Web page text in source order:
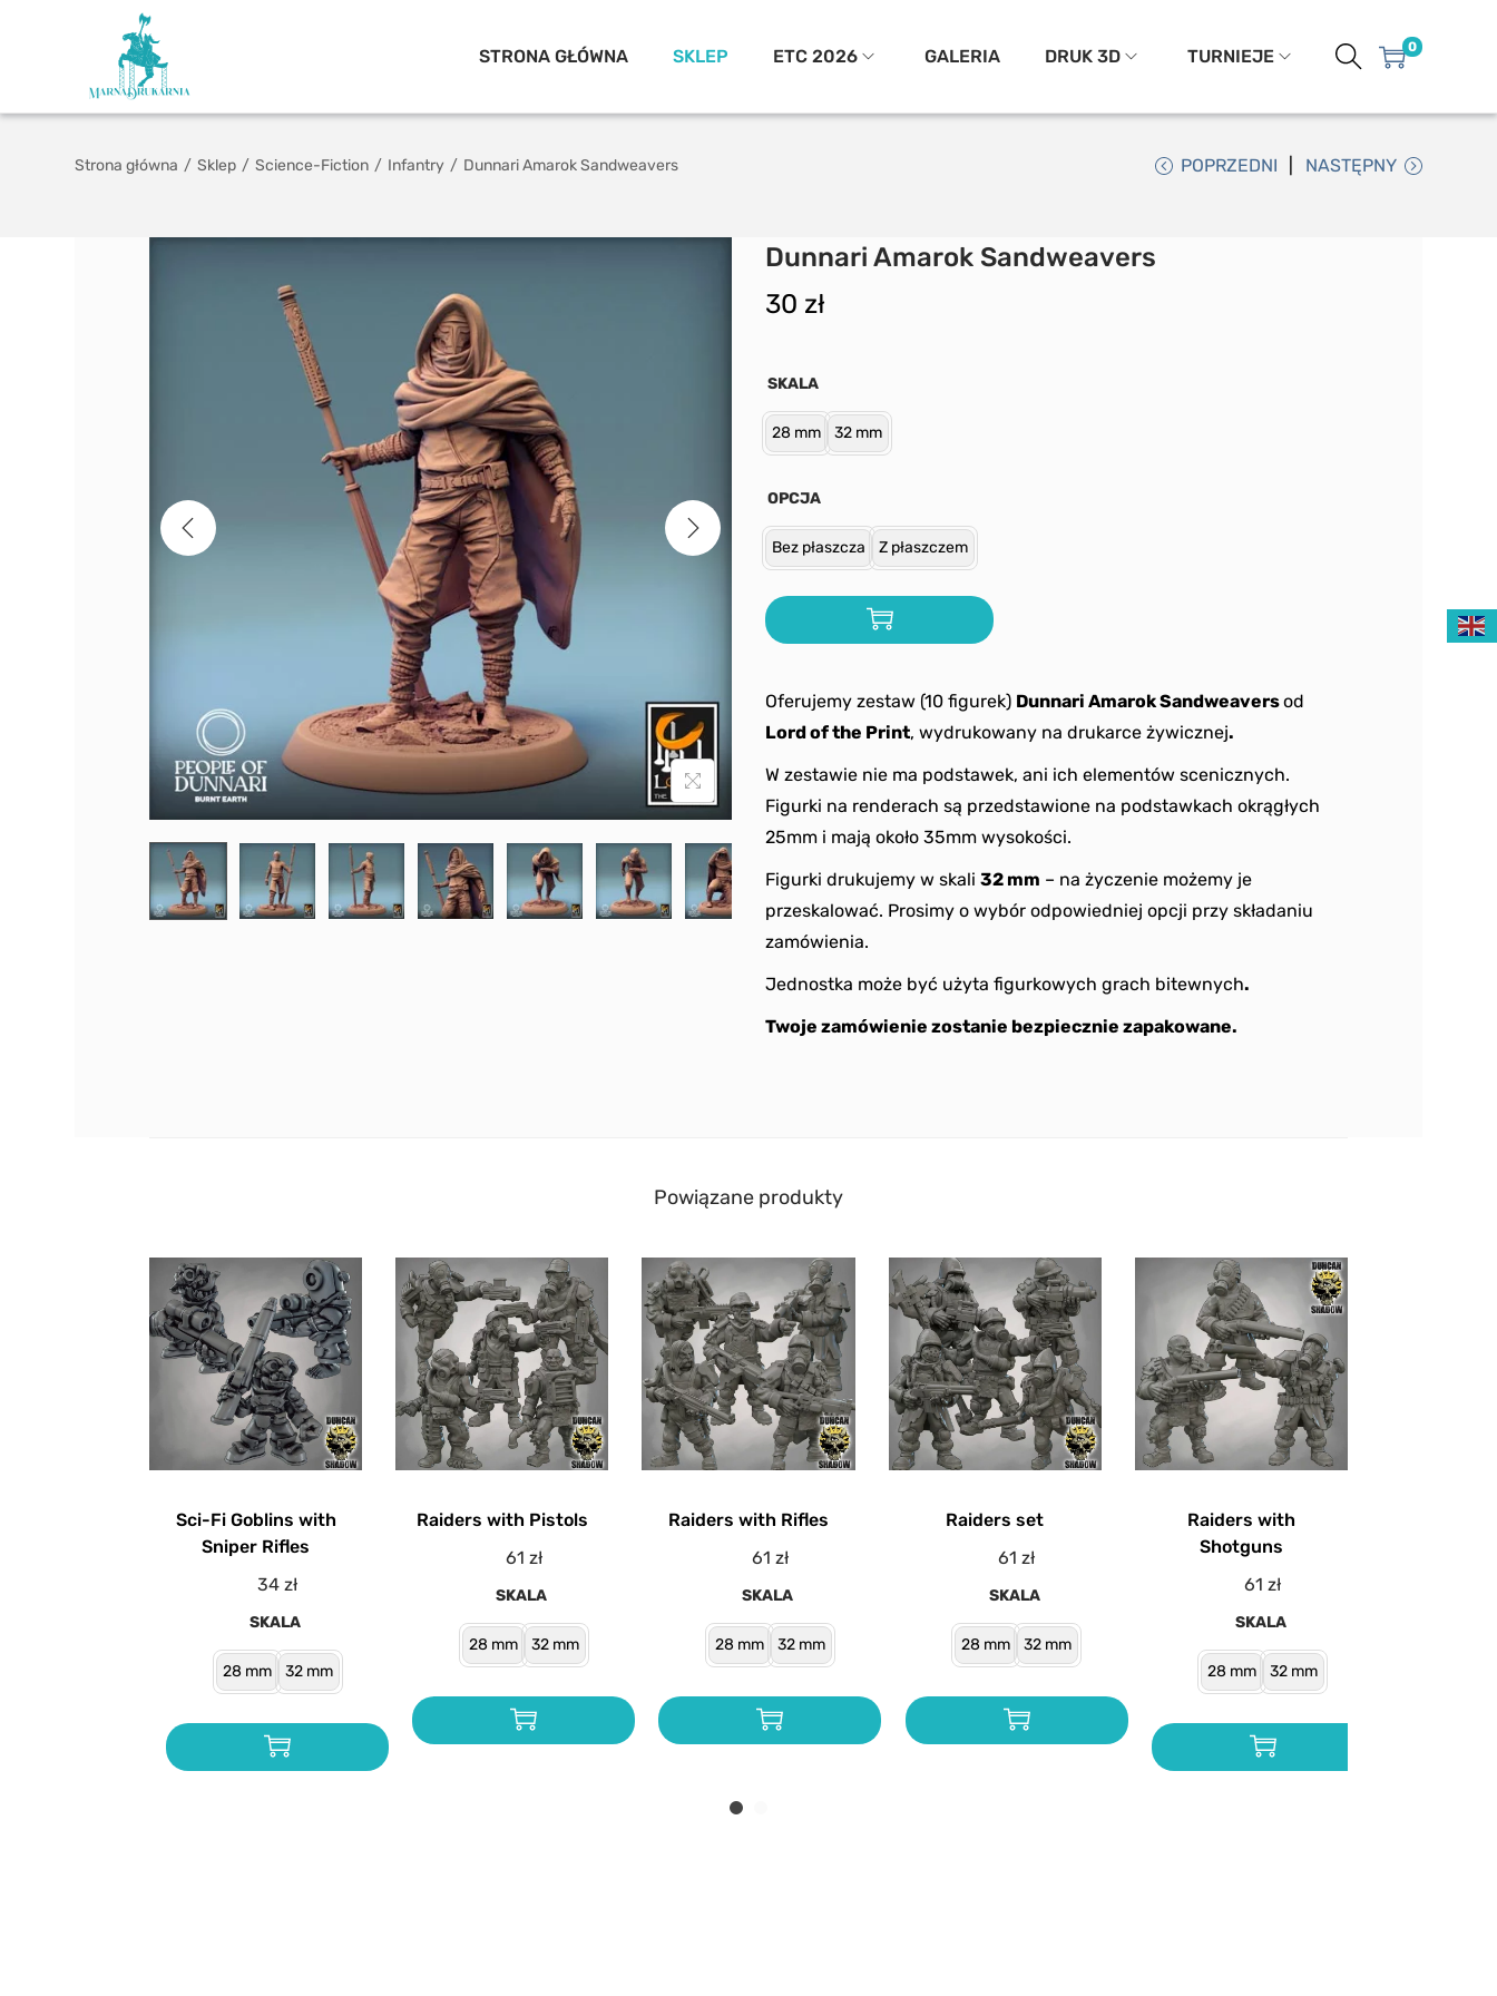
STRONA GŁÓWNA SKLEP ETC 2026 GALERIA DRUK 3D TURNIEJE 0
Strona główna / Sklep / Science-Fiction / Infantry / Dunnari Amarok Sandweavers POPRZEDNI NASTĘPNY
Dunnari Amarok Sandweavers
30 zł
Oferujemy zestaw (10 figurek) Dunnari Amarok Sandweaversod
Lord of the Print, wydrukowany na drukarce żywicznej.
W zestawie nie ma podstawek, ani ich elementów scenicznych.
Figurki na renderach są przedstawione na podstawkach okrągłych
25mm i mają około 35mm wysokości.
Figurki drukujemy w skali 32 mm – na życzenie możemy je
przeskalować. Prosimy o wybór odpowiedniej opcji przy składaniu
zamówienia.
Jednostka może być użyta figurkowych grach bitewnych.
Twoje zamówienie zostanie bezpiecznie zapakowane.
SKALA
28 mm 32 mm
OPCJA
Bez płaszcza Z płaszczem
Powiązane produkty
Sci-Fi Goblins with
Sniper Rifles
34zł
SKALA
28 mm 32 mm
Raiders with Pistols
61 zł
SKALA
28 mm 32 mm
Raiders with Rifles
61 zł
SKALA
28 mm 32 mm
Raiders set
61zł
SKALA
28 mm 32 mm
Raiders with
Shotguns
61zł
SKALA
28 mm 32 mm